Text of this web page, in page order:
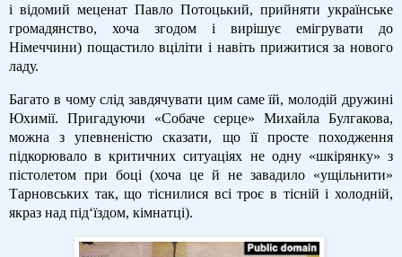
і відомий меценат Павло Потоцький, прийняти українське
громадянство, хоча згодом і вирішує емігрувати до
Німеччини) пощастило вціліти і навіть прижитися за нового
ладу.
Багато в чому слід завдячувати цим саме їй, молодій дружині
Юхимії. Пригадуючи «Собаче серце» Михайла Булгакова,
можна з упевненістю сказати, що її просте походження
підкорювало в критичних ситуаціях не одну «шкірянку» з
пістолетом при боці (хоча це й не завадило «ущільнити»
Тарновських так, що тіснилися всі троє в тісній і холодній,
якраз над під‘їздом, кімнатці).